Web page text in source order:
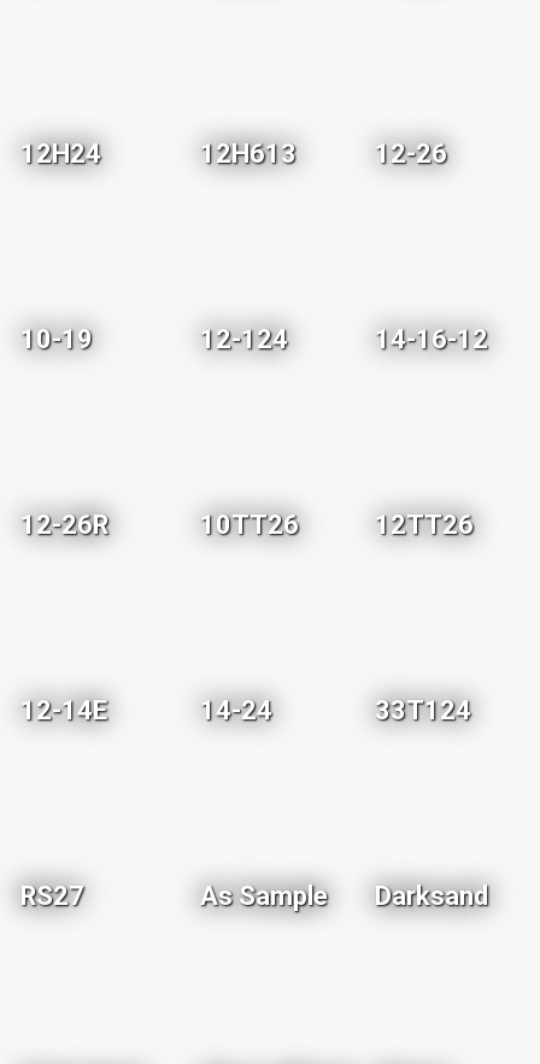
12H24 12H613 12-26
10-19 12-124 14-16-12
12-26R 10TT26 12TT26
12-14E 14-24 33T124
RS27 As Sample Darksand